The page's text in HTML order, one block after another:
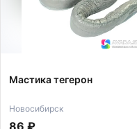
Мастика тегерон
Новосибирск
86 ₽